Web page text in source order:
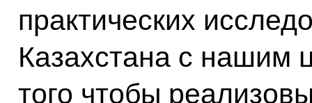
практических
Казахстана с нашим
того чтобы